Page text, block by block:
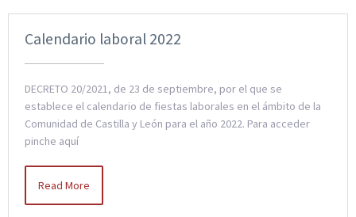
Calendario laboral 2022
DECRETO 20/2021, de 23 de septiembre, por el que se
establece el calendario de fiestas laborales en el ámbito de la
Comunidad de Castilla y León para el año 2022. Para acceder
pinche aquí
Read More